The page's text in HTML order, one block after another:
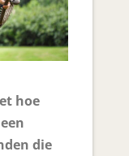
hoe
die